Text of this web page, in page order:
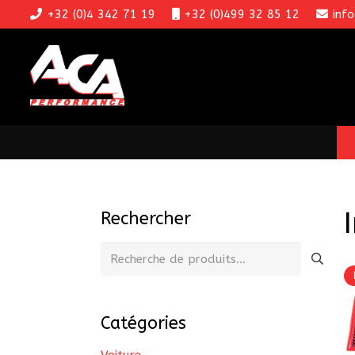
+32 (0)4 342 71 19 +32 (0)499 32 85 12
Rechercher
Recherche
Catégories